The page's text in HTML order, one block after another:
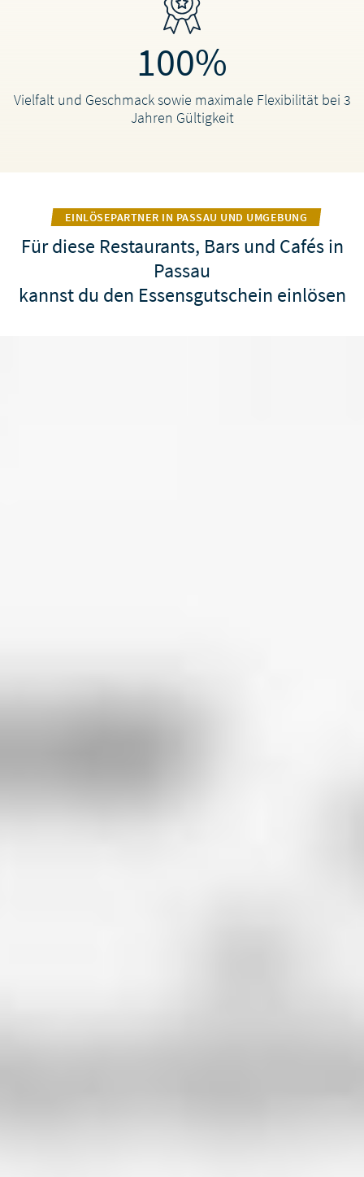
100%
Vielfalt und Geschmack sowie maximale Flexibilität bei 3
Jahren Gültigkeit
EINLÖSEPARTNER IN PASSAU UND UMGEBUNG
Für diese Restaurants, Bars und Cafés in
Passau
kannst du den Essensgutschein einlösen